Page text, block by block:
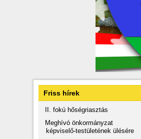
Friss hírek
II. fokú hőségriasztás
Meghívó önkormányzat
képviselő-testületének ülésére